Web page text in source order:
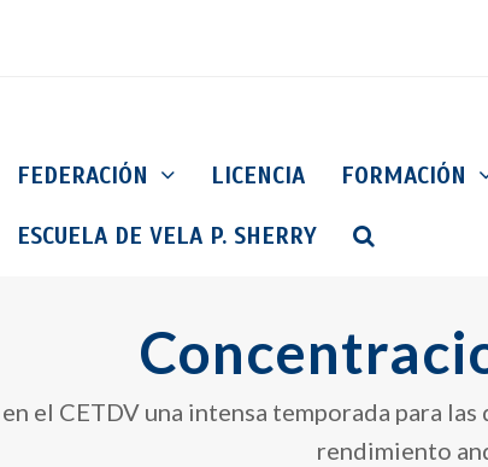
FEDERACIÓN LICENCIA FORMACIÓN
ESCUELA DE VELA P. SHERRY
en el CETDV una intensa temporada para
rendimiento